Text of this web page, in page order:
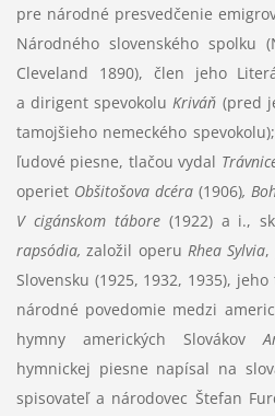
pre národné presvedčenie
Národného slovenského spolku
Cleveland 1890), člen jeho
a dirigent spevokoluKriváň (pred
tamojšieho nemeckého
ľudové piesne, tlačou vydal
operiet Obšitošova dcéra(1906),
V cigánskom tábore (1922) a i.,
rapsódia, založil operu Rhea Sylvia,
Slovensku (1925, 1932, 1935),
národné povedomie medzi
hymny amerických Slovákov
hymnickej piesne napísal na
spisovateľ a národovec Štefan